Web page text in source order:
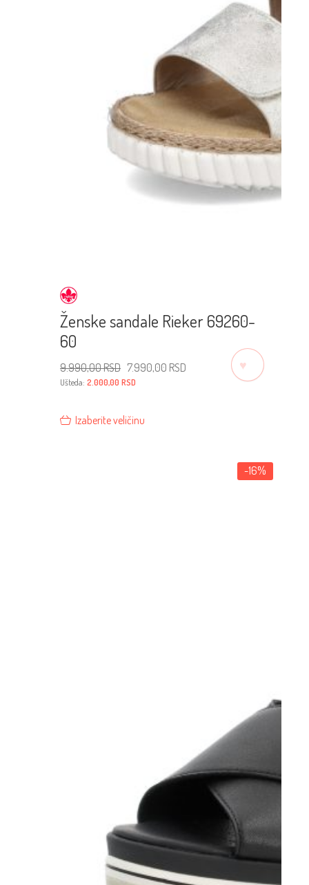
Ženske sandale Rieker 69260-
60
9.990,00RSD Originalna
cena
je
bila:
9.990,00 RSD.
7.990,00 RSD
7.990,00 RSD.
Ušteda: 2.000,00 RSD
Izaberite veličinu
-16%